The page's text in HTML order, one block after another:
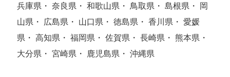
兵庫県・ 奈良県・ 和歌山県・ 鳥取県・ 島根県・ 岡
山県・ 広島県・ 山口県・ 徳島県・ 香川県・ 愛媛
県・ 高知県・ 福岡県・ 佐賀県・ 長崎県・ 熊本県・
大分県・ 宮崎県・ 鹿児島県・ 沖縄県